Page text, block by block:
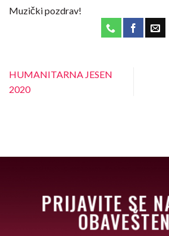
Muzički pozdrav!
HUMANITARNA JESEN
2020
PRIJAVITE SE